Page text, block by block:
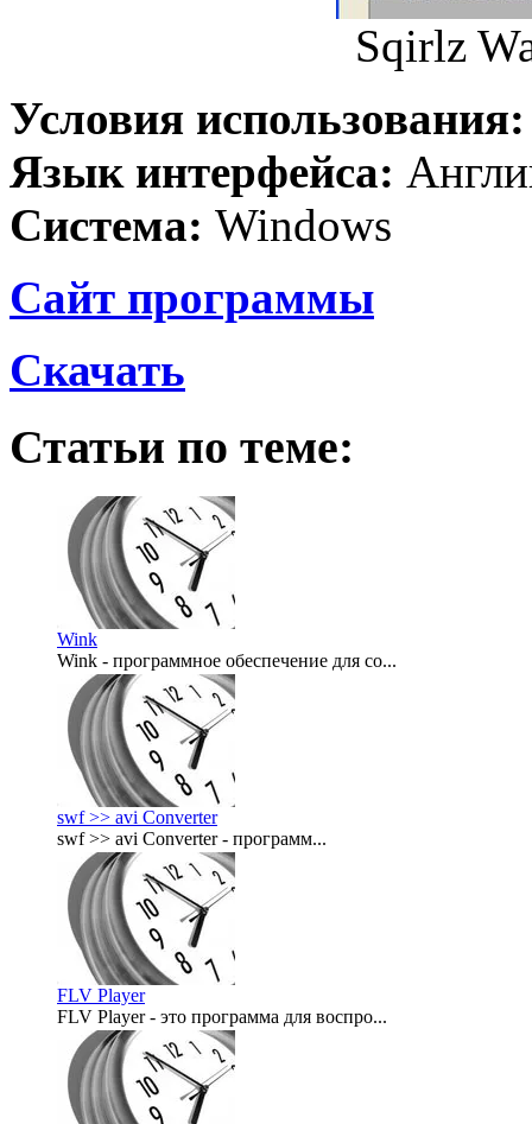
Sqirlz
Условия
Язык интерфейса:
Система: Windows
Сайт программы
Скачать
Статьи по теме:
Wink
Wink - программное обеспечение для со...
2007-11-01
swf >> avi Converter
swf >> avi Converter - программ...
2007-11-01
FLV Player
FLV Player - это программа для воспро...
2007-11-01